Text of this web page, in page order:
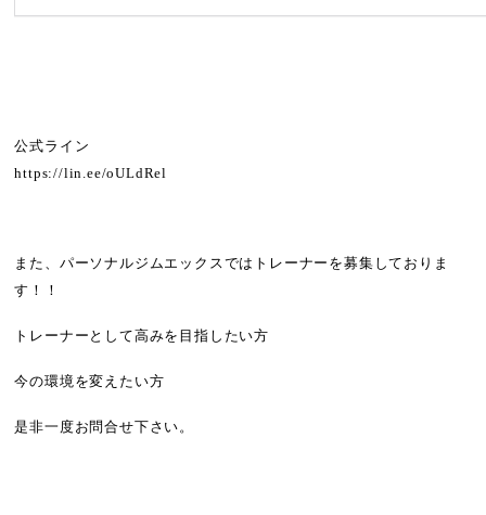
公式ライン
https://lin.ee/oULdRel
また、パーソナルジムエックスではトレーナーを募集しておりま
す！！
トレーナーとして高みを目指したい方
今の環境を変えたい方
是非一度お問合せ下さい。